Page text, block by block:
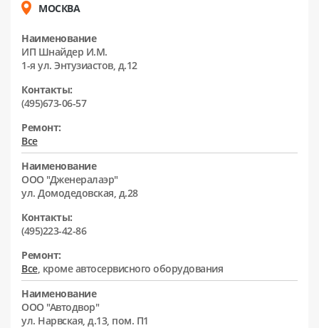
МОСКВА
Наименование
ИП Шнайдер И.М.
1-я ул. Энтузиастов, д.12
Контакты:
(495)673-06-57
Ремонт:
Все
Наименование
ООО "Дженералаэр"
ул. Домодедовская, д.28
Контакты:
(495)223-42-86
Ремонт:
Все, кроме автосервисного оборудования
Наименование
ООО "Автодвор"
ул. Нарвская, д.13, пом. П1